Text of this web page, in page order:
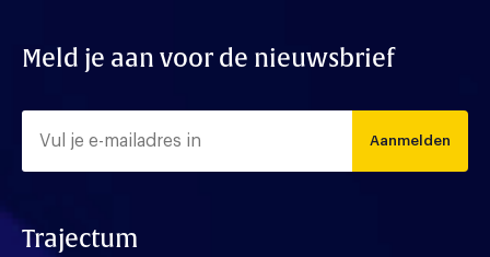
Meld je aan voor de nieuwsbrief
Aanmelden
Trajectum